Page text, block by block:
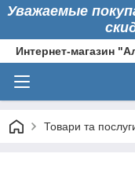
Уважаемые
Интернет-магазин
Товари та